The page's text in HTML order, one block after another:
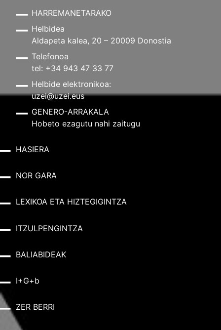
HARREMANETARAKO
Helbidea
Aldapeta kalea, 20 – 20009 Donostia
Telefonoa
tel: +34 943 47 33 77
Helbide elektronikoa:
uzei@uzei.eus
GENERO-ARRAKALA
Hobeto ezagutu nahi zaitugu
HASIERA
NOR GARA
LEXIKOA ETA HIZTEGIGINTZA
ITZULPENGINTZA
BALIABIDEAK
I+G+b
ZER BERRI